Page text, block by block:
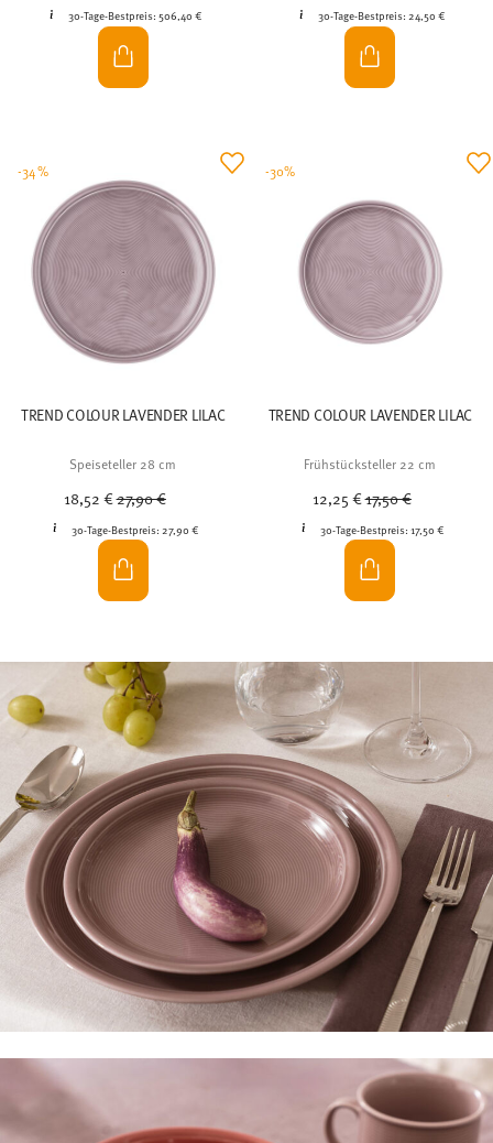
30-Tage-Bestpreis: 506,40 € 30-Tage-Bestpreis:24,50 €
TREND COLOUR LAVENDER LILAC
Speiseteller 28 cm
18,52 € Price reduced from
27,90 €to
30-Tage-Bestpreis: 27,90 €
-34%
TREND COLOUR LAVENDER LILAC
Frühstücksteller 22 cm
12,25 € Price reduced from
17,50 €to
30-Tage-Bestpreis: 17,50 €
-30%